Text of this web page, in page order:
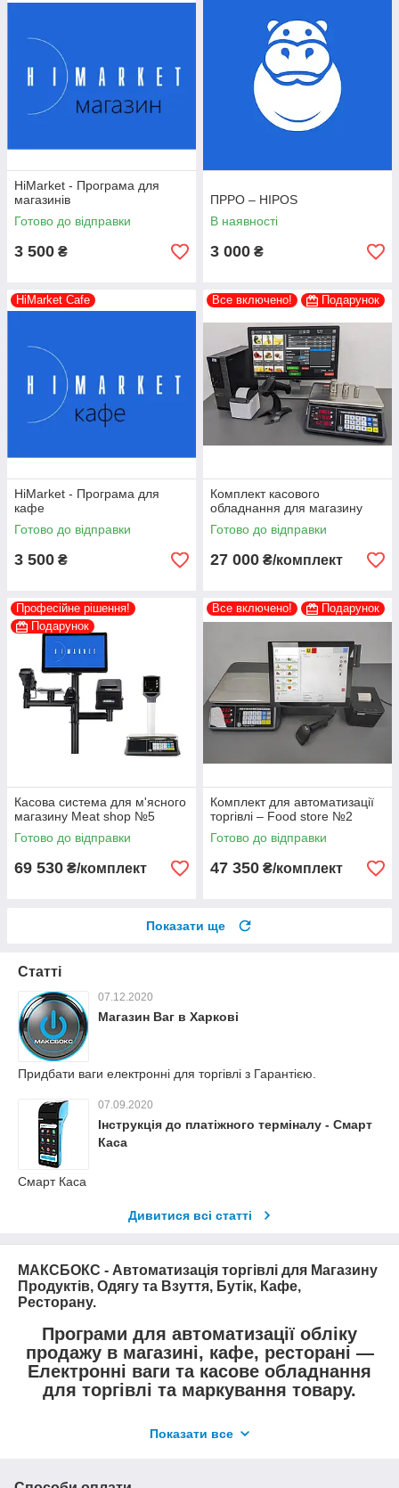
HiMarket - Програма для
магазинів
Готово до відправки
3 500 ₴
ПРРО – HIPOS
В наявності
3 000 ₴
HiMarket Cafe
HiMarket - Програма для
кафе
Готово до відправки
3 500 ₴
Все включено! Подарунок
Комплект касового
обладнання для магазину
Готово до відправки
27 000 ₴/комплект
Професійне рішення!
Подарунок
Касова система для м'ясного
магазину Meat shop №5
Готово до відправки
69 530 ₴/комплект
Все включено! Подарунок
Комплект для автоматизації
торгівлі – Food store №2
Готово до відправки
47 350 ₴/комплект
Показати ще
Статті
07.12.2020
Магазин Ваг в Харкові
Придбати ваги електронні для торгівлі з Гарантією.
07.09.2020
Інструкція до платіжного терміналу - Смарт
Каса
Смарт Каса
Дивитися всі статті
МАКСБОКС - Автоматизація торгівлі для Магазину
Продуктів, Одягу та Взуття, Бутік, Кафе,
Ресторану.
Програми для автоматизації обліку
продажу в магазині, кафе, ресторані —
Електронні ваги та касове обладнання
для торгівлі та маркування товару.
послуг по автоматизації торгівлі в різних напрямках за
Показати все